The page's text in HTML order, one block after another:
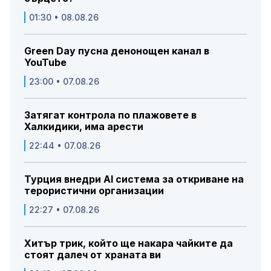
01:30 • 08.08.26
Green Day пусна денонощен канал в
YouTube
23:00 • 07.08.26
Затягат контрола по плажовете в
Халкидики, има арести
22:44 • 07.08.26
Турция внедри AI система за откриване на
терористични организации
22:27 • 07.08.26
Хитър трик, който ще накара чайките да
стоят далеч от храната ви